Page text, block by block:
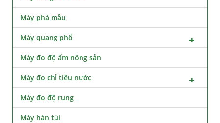
Máy phá mẫu
Máy quang phổ
Máy đo độ ẩm nông sản
Máy đo chỉ tiêu nước
Máy đo độ rung
Máy hàn túi